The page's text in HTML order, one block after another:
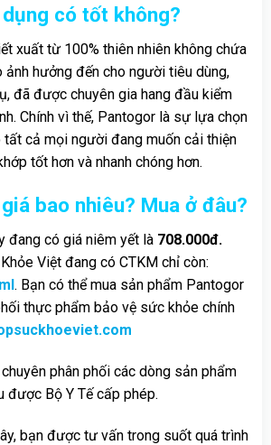
có tốt không?
xuất từ 100% thiên nhiên không chứa
ảnh hưởng đến cho người tiêu dùng,
đã được chuyên gia hang đầu kiểm
Chính vì thế, Pantogor là sự lựa chọn
tất cả mọi người đang muốn cải thiện
tốt hơn và nhanh chóng hơn.
bao nhiêu? Mua ở đâu?
đang có giá niêm yết là 708.000đ.
Việt đang có CTKM chỉ còn:
. Bạn có thể mua sản phẩm Pantogor
thực phẩm bảo vệ sức khỏe chính
phân phối các dòng sản phẩm
được Bộ Y Tế cấp phép.
bạn được tư vấn trong suốt quá trình